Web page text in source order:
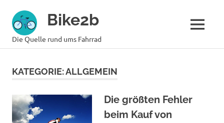
Inhalt
springen
Bike2b
Die Quelle rund ums Fahrrad
MENÜ
KATEGORIE:ALLGEMEIN
Die größten Fehler
beim Kauf von